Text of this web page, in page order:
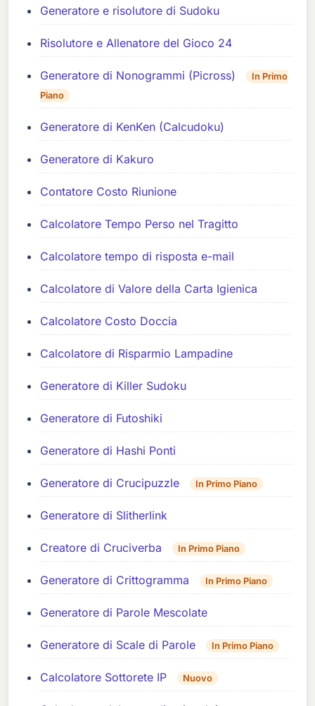
Generatore e risolutore di Sudoku
Risolutore e Allenatore del Gioco 24
Generatore di Nonogrammi (Picross)
In Primo
Piano
Generatore di KenKen (Calcudoku)
Generatore di Kakuro
Contatore Costo Riunione
Calcolatore Tempo Perso nel Tragitto
Calcolatore tempo di risposta e-mail
Calcolatore di Valore della Carta Igienica
Calcolatore Costo Doccia
Calcolatore di Risparmio Lampadine
Generatore di Killer Sudoku
Generatore di Futoshiki
Generatore di Hashi Ponti
Generatore di Crucipuzzle In Primo Piano
Generatore di Slitherlink
Creatore di Cruciverba In Primo Piano
Generatore di Crittogramma In Primo Piano
Generatore di Parole Mescolate
Generatore di Scale di Parole In Primo Piano
Calcolatore Sottorete IP Nuovo